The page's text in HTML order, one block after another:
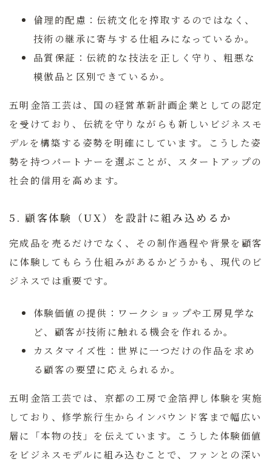
倫理的配慮： 伝統文化を搾取するのではなく、
技術の継承に寄与する仕組みになっているか。
品質保証： 伝統的な技法を正しく守り、粗悪な
模倣品と区別できているか。
五明金箔工芸は、国の経営革新計画企業としての認定
を受けており、伝統を守りながらも新しいビジネスモ
デルを構築する姿勢を明確にしています。こうした姿
勢を持つパートナーを選ぶことが、スタートアップの
社会的信用を高めます。
5. 顧客体験（UX）を設計に組み込めるか
完成品を売るだけでなく、その制作過程や背景を顧客
に体験してもらう仕組みがあるかどうかも、現代のビ
ジネスでは重要です。
体験価値の提供： ワークショップや工房見学な
ど、顧客が技術に触れる機会を作れるか。
カスタマイズ性：世界に一つだけの作品を求め
る顧客の要望に応えられるか。
五明金箔工芸では、京都の工房で金箔押し体験を実施
しており、修学旅行生からインバウンド客まで幅広い
層に「本物の技」を伝えています。こうした体験価値
をビジネスモデルに組み込むことで、ファンとの深い